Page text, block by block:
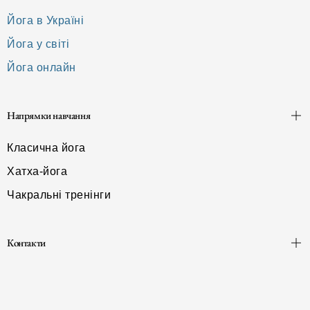
Йога в Україні
Йога у світі
Йога онлайн
Напрямки навчання
Класична йога
Хатха-йога
Чакральні тренінги
Контакти